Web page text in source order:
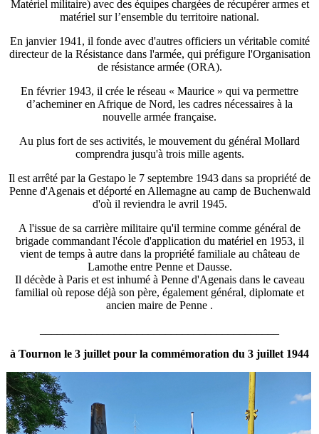
Matériel militaire) avec des équipes chargées de récupérer armes et
matériel sur l’ensemble du territoire national.
En janvier 1941, il fonde avec d'autres officiers un véritable comité
directeur de la Résistance dans l'armée, qui préfigure l'Organisation
de résistance armée (ORA).
En février 1943, il crée le réseau « Maurice » qui va permettre
d’acheminer en Afrique de Nord, les cadres nécessaires à la
nouvelle armée française.
Au plus fort de ses activités, le mouvement du général Mollard
comprendra jusqu'à trois mille agents.
Il est arrêté par la Gestapo le 7 septembre 1943 dans sa propriété de
Penne d'Agenais et déporté en Allemagne au camp de Buchenwald
d'où il reviendra le avril 1945.
A l'issue de sa carrière militaire qu'il termine comme général de
brigade commandant l'école d'application du matériel en 1953, il
vient de temps à autre dans la propriété familiale au château de
Lamothe entre Penne et Dausse.
Il décède à Paris et est inhumé à Penne d'Agenais dans le caveau
familial où repose déjà son père, également général, diplomate et
ancien maire de Penne .
à Tournon le 3 juillet pour la commémoration du 3 juillet 1944